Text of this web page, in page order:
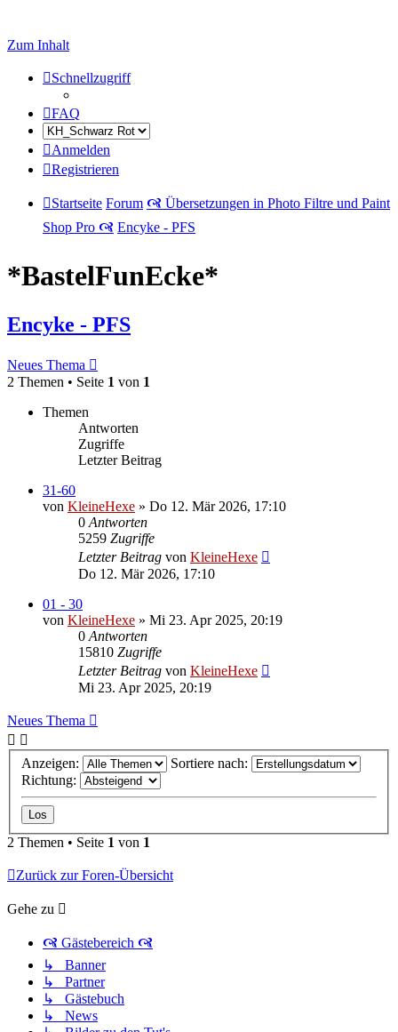
Zum Inhalt
Schnellzugriff
FAQ
Anmelden
Registrieren
Startseite Forum 🙧 Übersetzungen in Photo Filtre und Paint
Shop Pro 🙧 Encyke - PFS
*BastelFunEcke*
Encyke - PFS
Neues Thema
2 Themen • Seite 1 von 1
Themen
Antworten
Zugriffe
Letzter Beitrag
31-60
von KleineHexe » Do 12. Mär 2026, 17:10
0 Antworten
5259 Zugriffe
Letzter Beitrag von KleineHexe
Do 12. Mär 2026, 17:10
01 - 30
von KleineHexe » Mi 23. Apr 2025, 20:19
0 Antworten
15810 Zugriffe
Letzter Beitrag von KleineHexe
Mi 23. Apr 2025, 20:19
Neues Thema
Anzeigen:
Sortiere nach:
Richtung:
2 Themen • Seite 1 von 1
Zurück zur Foren-Übersicht
Gehe zu
🙧 Gästebereich 🙧
↳ Banner
↳ Partner
↳ Gästebuch
↳ News